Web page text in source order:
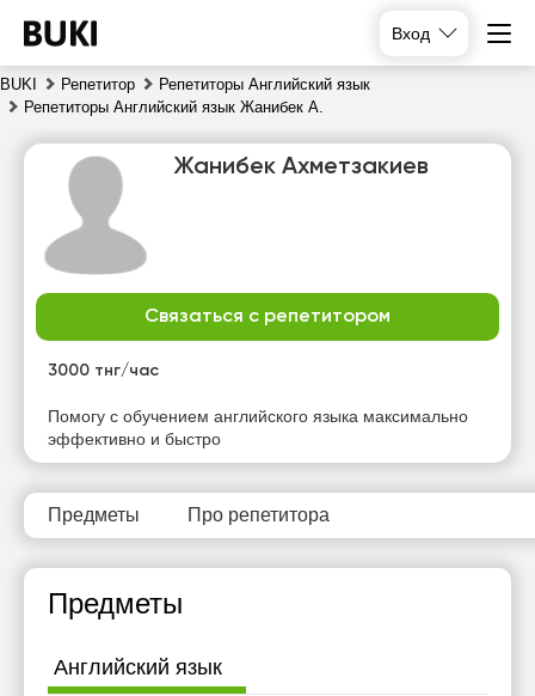
Вход
BUKI Репетитор
Репетиторы Английский язык
Репетиторы Английский язык Жанибек А.
Жанибек Ахметзакиев
Связаться с репетитором
3000 тнг/час
Помогу с обучением английского языка максимально
эффективно и быстро
Предметы Про репетитора
Предметы
Английский язык
пн
вт
20:30
21:00
Нет
свободных
Нет
Нет